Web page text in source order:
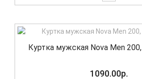
Куртка мужская Nova Men
1090.00р.